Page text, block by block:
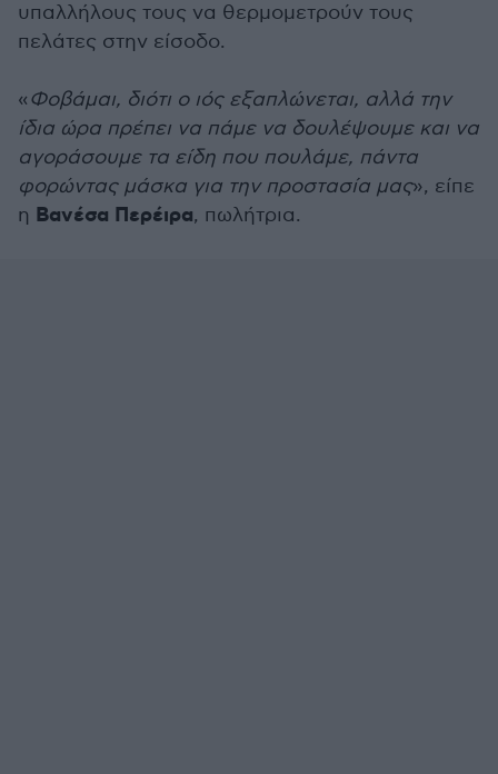
υπαλλήλους τους να θερμομετρούν τους
πελάτες στην είσοδο.
«Φοβάμαι, διότι ο ιός εξαπλώνεται, αλλά την
ίδια ώρα πρέπει να πάμε να δουλέψουμε και να
αγοράσουμε τα είδη που πουλάμε, πάντα
φορώντας μάσκα για την προστασία μας», είπε
η Βανέσα Περέιρα, πωλήτρια.